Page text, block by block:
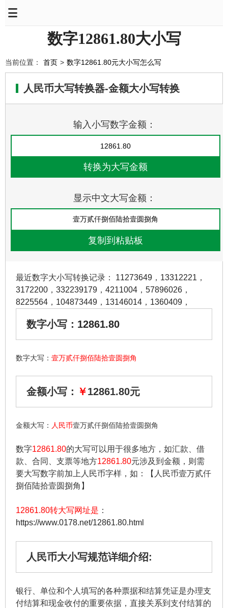
数字12861.80大小写
当前位置： 首页 > 数字12861.80元大小写怎么写
人民币大写转换器-金额大小写转换
输入小写数字金额：
显示中文大写金额：
最近数字大小写转换记录： 11273649 ， 13312221 ，
3172200 ， 332239179 ， 4211004 ， 57896026 ，
8225564 ， 104873449 ， 13146014 ， 1360409 ，
数字小写： 12861.80
数字大写： 壹万贰仟捌佰陆拾壹圆捌角
金额小写： ￥12861.80元
金额大写： 人民币壹万贰仟捌佰陆拾壹圆捌角
数字12861.80的大写可以用于很多地方，如汇款、借
款、合同、支票等地方12861.80元涉及到金额，则需
要大写数字前加上人民币字样，如：【人民币壹万贰仟
捌佰陆拾壹圆捌角】
12861.80转大写网址是 ：
https://www.0178.net/12861.80.html
人民币大小写规范详细介绍:
银行、单位和个人填写的各种票据和结算凭证是办理支
付结算和现金收付的重要依据，直接关系到支付结算的